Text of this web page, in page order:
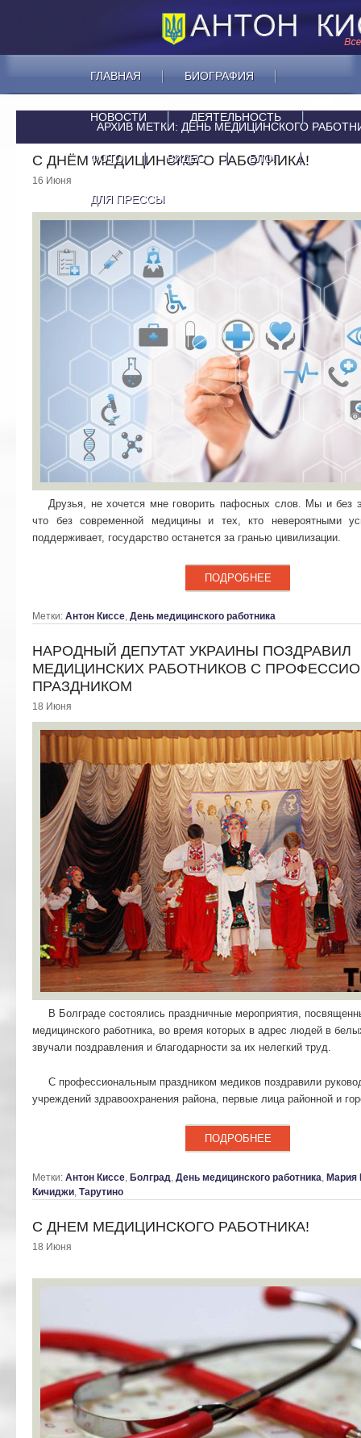
ГЛАВНАЯ БИОГРАФИЯ
НОВОСТИ ДЕЯТЕЛЬНОСТЬ
ФОТО ВИДЕО БЛОГ
ДЛЯ ПРЕССЫ
АРХИВ МЕТКИ: ДЕНЬ МЕДИЦИНСКОГО
С ДНЁМ МЕДИЦИНСКОГО РАБОТНИКА!
16 Июня
Друзья, не хочется мне говорить пафосных слов. Мы и без
что без современной медицины и тех, кто невероятными
поддерживает, государство останется за гранью цивилизации.
ПОДРОБНЕЕ
Метки: Антон Киссе, День медицинского работника
НАРОДНЫЙ ДЕПУТАТ УКРАИНЫ ПОЗДРАВИЛ
МЕДИЦИНСКИХ РАБОТНИКОВ С
ПРАЗДНИКОМ
18 Июня
В Болграде состоялись праздничные мероприятия,
медицинского работника, во время которых в адрес людей в
звучали поздравления и благодарности за их нелегкий труд.
С профессиональным праздником медиков поздравили
учреждений здравоохранения района, первые лица районной и
ПОДРОБНЕЕ
Метки: Антон Киссе, Болград, День медицинского работника, Мария
Кичиджи, Тарутино
С ДНЕМ МЕДИЦИНСКОГО РАБОТНИКА!
18 Июня